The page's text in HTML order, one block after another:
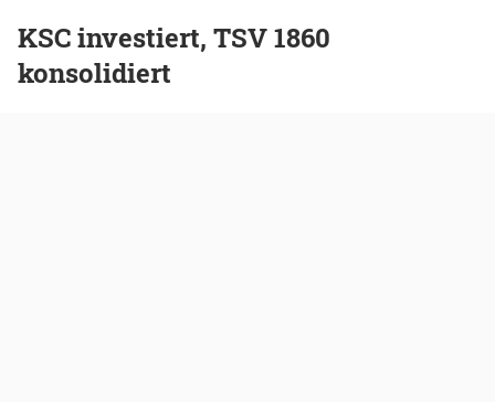
KSC investiert, TSV 1860
konsolidiert